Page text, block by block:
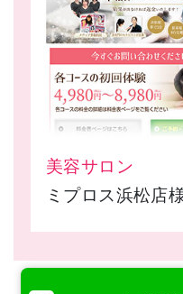
美容サロン
ミプロス浜松店